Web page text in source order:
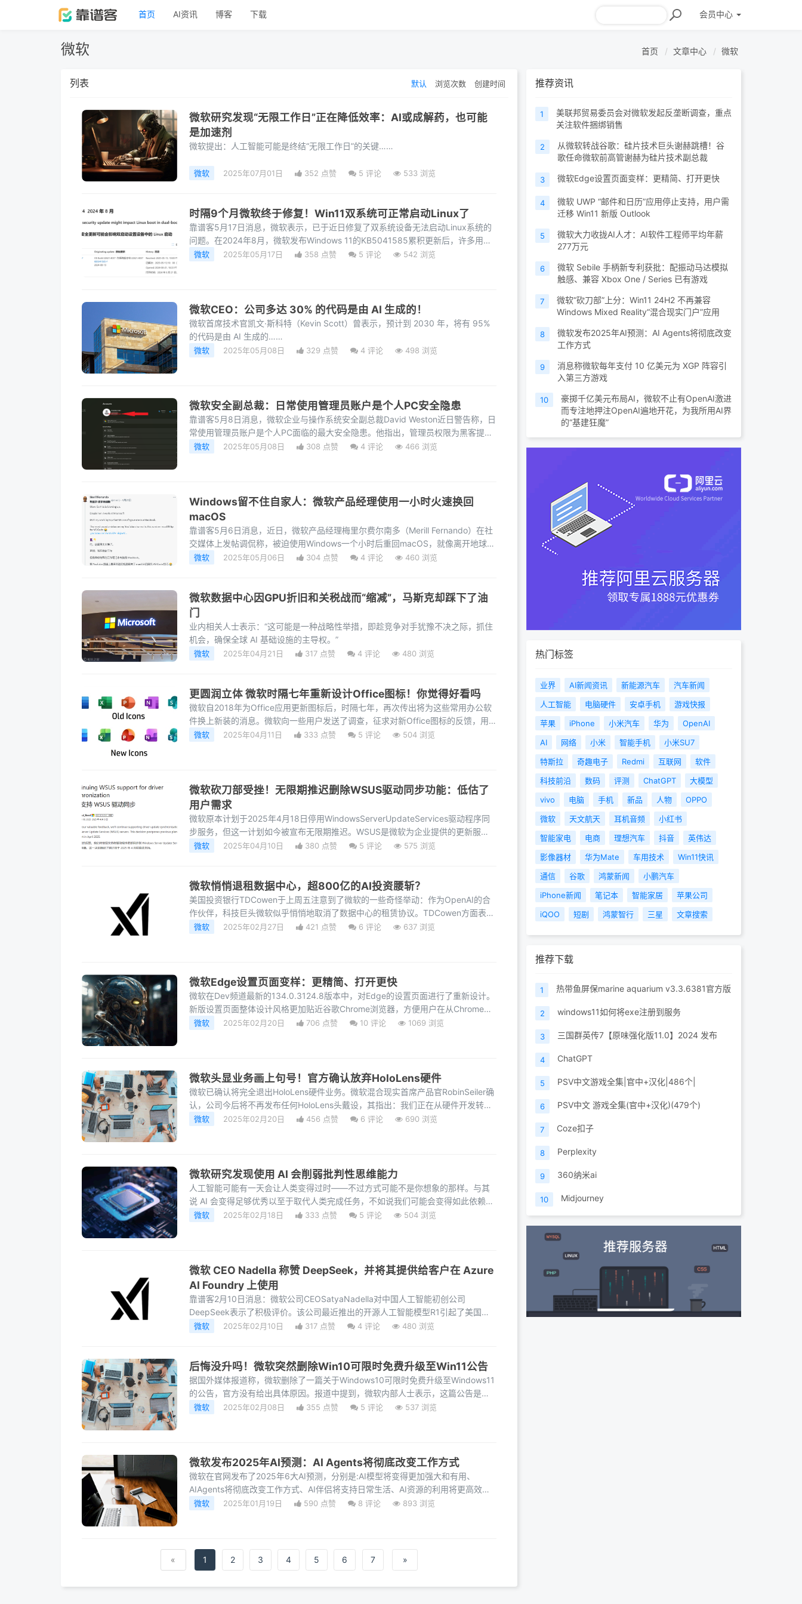
首页 AI资讯 博客 下载 会员中心
微软 首页 文章中心 微软
列表 默认 浏览次数 创建时间
微软研究发现“无限工作日”正在降低效率：AI或成解药，也可能
是加速剂
微软提出：人工智能可能是终结“无限工作日”的关键……
微软 2025年07月01日 352 点赞 5 评论 533 浏览
时隔9个月微软终于修复！Win11双系统可正常启动Linux了
靠谱客5月17日消息，微软表示，已于近日修复了双系统设备无法启动Linux系统的
问题。在2024年8月，微软发布Windows 11的KB5041585累积更新后，许多用户
反馈双系统设备无法正
微软 2025年05月17日 358 点赞 5 评论 542 浏览
微软CEO：公司多达 30% 的代码是由 AI 生成的！
微软首席技术官凯文·斯科特（Kevin Scott）曾表示，预计到 2030 年，将有 95%
的代码是由 AI 生成的……
微软 2025年05月08日 329 点赞 4 评论 498 浏览
微软安全副总裁：日常使用管理员账户是个人PC安全隐患
靠谱客5月8日消息，微软企业与操作系统安全副总裁David Weston近日警告称，日
常使用管理员账户是个人PC面临的最大安全隐患。他指出，管理员权限为黑客提供
了可乘之机，一旦
微软 2025年05月08日 308 点赞 4 评论 466 浏览
Windows留不住自家人：微软产品经理使用一小时火速换回
macOS
靠谱客5月6日消息，近日，微软产品经理梅里尔费尔南多（Merill Fernando）在社
交媒体上发帖调侃称，被迫使用Windows一个小时后重回macOS，就像离开地球后
安全返回地面一样
微软 2025年05月06日 304 点赞 4 评论 460 浏览
微软数据中心因GPU折旧和关税战而“缩减”，马斯克却踩下了油
门
业内相关人士表示：“这可能是一种战略性举措，即趁竞争对手犹豫不决之际，抓住
机会，确保全球 AI 基础设施的主导权。”
微软 2025年04月21日 317 点赞 4 评论 480 浏览
更圆润立体 微软时隔七年重新设计Office图标！你觉得好看吗
微软自2018年为Office应用更新图标后，时隔七年，再次传出将为这些常用办公软
件换上新装的消息。微软向一些用户发送了调查，征求对新Office图标的反馈，用
户@jbgski首先发现
微软 2025年04月11日 333 点赞 5 评论 504 浏览
微软砍刀部受挫！无限期推迟删除WSUS驱动同步功能：低估了
用户需求
微软原本计划于2025年4月18日停用WindowsServerUpdateServices驱动程序同
步服务，但这一计划如今被宣布无限期推迟。WSUS是微软为企业提供的更新服
务，驱动同步功能可以让IT
微软 2025年04月10日 380 点赞 5 评论 575 浏览
微软悄悄退租数据中心，超800亿的AI投资腰斩？
美国投资银行TDCowen于上周五注意到了微软的一些奇怪举动：作为OpenAI的合
作伙伴，科技巨头微软似乎悄悄地取消了数据中心的租赁协议。TDCowen方面表
示，微软存在“供过于求
微软 2025年02月27日 421 点赞 6 评论 637 浏览
微软Edge设置页面变样：更精简、打开更快
微软在Dev频道最新的134.0.3124.8版本中，对Edge的设置页面进行了重新设计。
新版设置页面整体设计风格更加贴近谷歌Chrome浏览器，方便用户在从Chrome切
换到Edge时能够快速上
微软 2025年02月20日 706 点赞 10 评论 1069 浏览
微软头显业务画上句号！官方确认放弃HoloLens硬件
微软已确认将完全退出HoloLens硬件业务。微软混合现实首席产品官RobinSeiler确
认，公司今后将不再发布任何HoloLens头戴设，其指出：我们正在从硬件开发转
型，但正如去年10月
微软 2025年02月20日 456 点赞 6 评论 690 浏览
微软研究发现使用 AI 会削弱批判性思维能力
人工智能可能有一天会让人类变得过时——不过方式可能不是你想象的那样。与其
说 AI 会变得足够优秀以至于取代人类完成任务，不如说我们可能会变得如此依赖不
完美的工具，以
微软 2025年02月18日 333 点赞 5 评论 504 浏览
微软 CEO Nadella 称赞 DeepSeek，并将其提供给客户在 Azure
AI Foundry 上使用
靠谱客2月10日消息：微软公司CEOSatyaNadella对中国人工智能初创公司
DeepSeek表示了积极评价。该公司最近推出的开源人工智能模型R1引起了美国科
技界的广泛关注，令微软的
微软 2025年02月10日 317 点赞 4 评论 480 浏览
后悔没升吗！微软突然删除Win10可限时免费升级至Win11公告
据国外媒体报道称，微软删除了一篇关于Windows10可限时免费升级至Windows11
的公告，官方没有给出具体原因。报道中提到，微软内部人士表示，这篇公告是一
次发布错误”，至于
微软 2025年02月08日 355 点赞 5 评论 537 浏览
微软发布2025年AI预测：AI Agents将彻底改变工作方式
微软在官网发布了2025年6大AI预测，分别是:AI模型将变得更加强大和有用、
AIAgents将彻底改变工作方式、AI伴侣将支持日常生活、AI资源的利用将更高效、
测试与定制是开发AI的
微软 2025年01月19日 590 点赞 8 评论 893 浏览
« 1 2 3 4 5 6 7 »
推荐资讯
1
美联邦贸易委员会对微软发起反垄断调查，重点
关注软件捆绑销售
2
从微软转战谷歌：硅片技术巨头谢赫跳槽！谷
歌任命微软前高管谢赫为硅片技术副总裁
3 微软Edge设置页面变样：更精简、打开更快
4
微软 UWP “邮件和日历”应用停止支持，用户需
迁移 Win11 新版 Outlook
5
微软大力收拢AI人才：AI软件工程师平均年薪
277万元
6
微软 Sebile 手柄新专利获批：配振动马达模拟
触感、兼容 Xbox One / Series 已有游戏
7
微软“砍刀部”上分：Win11 24H2 不再兼容
Windows Mixed Reality“混合现实门户”应用
8
微软发布2025年AI预测：AI Agents将彻底改变
工作方式
9
消息称微软每年支付 10 亿美元为 XGP 阵容引
入第三方游戏
10
豪掷千亿美元布局AI，微软不止有OpenAI激进
而专注地押注OpenAI遍地开花，为我所用AI界
的“基建狂魔”
热门标签
业界 AI新闻资讯 新能源汽车
汽车新闻
人工智能
电脑硬件 安卓手机
游戏快报
苹果
iPhone 小米汽车 华为
OpenAI
AI
网络 小米 智能手机
小米SU7
特斯拉
奇趣电子 Redmi 互联网
软件
科技前沿
数码 评测 ChatGPT
大模型
vivo
电脑 手机 新品 人物
OPPO
微软
天文航天 耳机音频
小红书
智能家电
电商 理想汽车 抖音
英伟达
影像器材
华为Mate 车用技术
Win11快讯
通信
谷歌 鸿蒙新闻
小鹏汽车
iPhone新闻
笔记本 智能家居
苹果公司
iQOO
短剧 鸿蒙智行 三星 文章搜索
推荐下载
1 热带鱼屏保marine aquarium v3.3.6381官方版
2 windows11如何将exe注册到服务
3 三国群英传7【原味强化版11.0】2024 发布
4 ChatGPT
5 PSV中文游戏全集|官中+汉化|486个|
6 PSV中文 游戏全集(官中+汉化)(479个)
7 Coze扣子
8 Perplexity
9 360纳米ai
10 Midjourney